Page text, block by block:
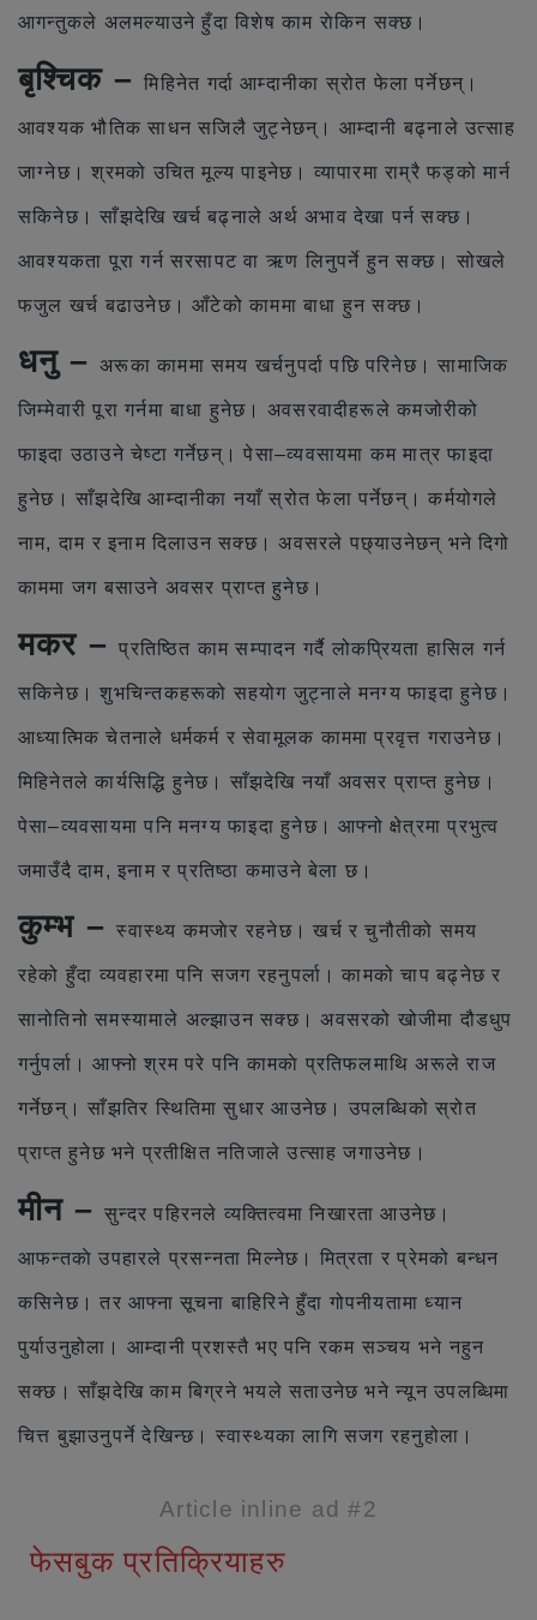
आगन्तुकले अलमल्याउने हुँदा विशेष काम राेकिन सक्छ।
बृश्चिक –मिहिनेत गर्दा आम्दानीका स्रोत फेला पर्नेछन्।
आवश्यक भौतिक साधन सजिलै जुट्नेछन्। आम्दानी बढ्नाले उत्साह
जाग्नेछ। श्रमको उचित मूल्य पाइनेछ। व्यापारमा राम्रै फड्को मार्न
सकिनेछ। साँझदेखि खर्च बढ्नाले अर्थ अभाव देखा पर्न सक्छ।
आवश्यकता पूरा गर्न सरसापट वा ऋण लिनुपर्ने हुन सक्छ। सोखले
फजुल खर्च बढाउनेछ। आँटेको काममा बाधा हुन सक्छ।
धनु –अरूका काममा समय खर्चनुपर्दा पछि परिनेछ। सामाजिक
जिम्मेवारी पूरा गर्नमा बाधा हुनेछ। अवसरवादीहरूले कमजोरीको
फाइदा उठाउने चेष्टा गर्नेछन्। पेसा–व्यवसायमा कम मात्र फाइदा
हुनेछ। साँझदेखि आम्दानीका नयाँ स्रोत फेला पर्नेछन्। कर्मयोगले
नाम, दाम र इनाम दिलाउन सक्छ। अवसरले पछ्याउनेछन् भने दिगो
काममा जग बसाउने अवसर प्राप्त हुनेछ।
मकर –प्रतिष्ठित काम सम्पादन गर्दै लोकप्रियता हासिल गर्न
सकिनेछ। शुभचिन्तकहरूको सहयोग जुट्नाले मनग्य फाइदा हुनेछ।
आध्यात्मिक चेतनाले धर्मकर्म र सेवामूलक काममा प्रवृत्त गराउनेछ।
मिहिनेतले कार्यसिद्धि हुनेछ। साँझदेखि नयाँ अवसर प्राप्त हुनेछ।
पेसा–व्यवसायमा पनि मनग्य फाइदा हुनेछ। आफ्नो क्षेत्रमा प्रभुत्व
जमाउँदै दाम, इनाम र प्रतिष्ठा कमाउने बेला छ।
कुम्भ –स्वास्थ्य कमजाेर रहनेछ। खर्च र चुनौतीको समय
रहेको हुँदा व्यवहारमा पनि सजग रहनुपर्ला। कामको चाप बढ्नेछ र
सानोतिनो समस्यामाले अल्झाउन सक्छ। अवसरको खोजीमा दौडधुप
गर्नुपर्ला। आफ्नो श्रम परे पनि कामकाे प्रतिफलमाथि अरूले राज
गर्नेछन्। साँझतिर स्थितिमा सुधार आउनेछ। उपलब्धिको स्रोत
प्राप्त हुनेछ भने प्रतीक्षित नतिजाले उत्साह जगाउनेछ।
मीन –सुन्दर पहिरनले व्यक्तित्वमा निखारता आउनेछ।
आफन्तकाे उपहारले प्रसन्नता मिल्नेछ। मित्रता र प्रेमको बन्धन
कसिनेछ। तर आफ्ना सूचना बाहिरिने हुँदा गोपनीयतामा ध्यान
पुर्याउनुहोला। आम्दानी प्रशस्तै भए पनि रकम सञ्चय भने नहुन
सक्छ। साँझदेखि काम बिग्रने भयले सताउनेछ भने न्यून उपलब्धिमा
चित्त बुझाउनुपर्ने देखिन्छ। स्वास्थ्यका लागि सजग रहनुहोला।
Article inline ad #2
फेसबुक प्रतिक्रियाहरु